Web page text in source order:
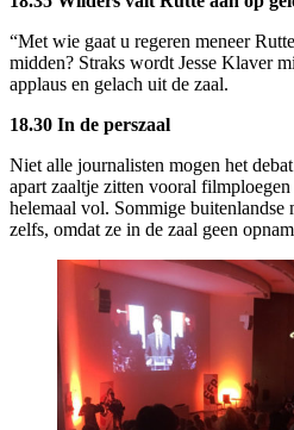
“Met wie gaat u regeren meneer
midden? Straks wordt Jesse Klaver
applaus en gelach uit de zaal.
18.30 In de perszaal
Niet alle journalisten mogen het
apart zaaltje zitten vooral
helemaal vol. Sommige buitenlandse
zelfs, omdat ze in de zaal geen